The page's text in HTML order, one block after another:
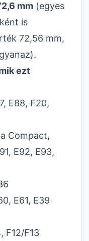
mm (egyes
is
72,56 mm,
ezt
E88, F20,
Compact,
E92, E93,
E61, E39
F12/F13